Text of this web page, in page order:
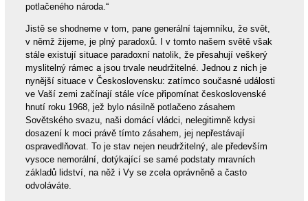
potlačeného národa.“
Jistě se shodneme v tom, pane generální tajemníku, že svět,
v němž žijeme, je plný paradoxů. I v tomto našem světě však
stále existují situace paradoxní natolik, že přesahují veškerý
myslitelný rámec a jsou trvale neudržitelné. Jednou z nich je
nynější situace v Československu: zatímco současné události
ve Vaší zemi začínají stále více připomínat československé
hnutí roku 1968, jež bylo násilně potlačeno zásahem
Sovětského svazu, naši domácí vládci, nelegitimně kdysi
dosazení k moci právě tímto zásahem, jej nepřestávají
ospravedlňovat. To je stav nejen neudržitelný, ale především
vysoce nemorální, dotýkající se samé podstaty mravních
základů lidství, na něž i Vy se zcela oprávněně a často
odvoláváte.